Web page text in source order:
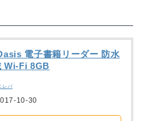
電子書籍リーダー 防水
Wi-Fi 8GB
レバ
10-30